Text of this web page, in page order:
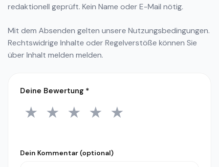
redaktionell geprüft. Kein Name oder E-Mail nötig.
Mit dem Absenden gelten unsere Nutzungsbedingungen.
Rechtswidrige Inhalte oder Regelverstöße können Sie
überInhalt melden melden.
Deine Bewertung *
1 Stern
★ 2 Sterne
★ 3 Sterne
★ 4 Sterne
★ 5 Sterne
★
Dein Kommentar (optional)